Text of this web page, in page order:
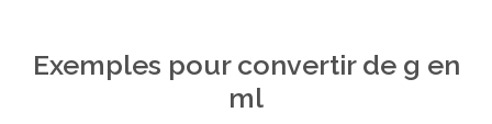
Exemples pour convertir de g en
ml